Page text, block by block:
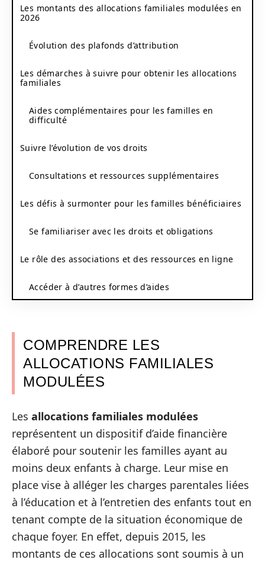
Les montants des allocations familiales modulées en
2026
Évolution des plafonds d’attribution
Les démarches à suivre pour obtenir les allocations
familiales
Aides complémentaires pour les familles en
difficulté
Suivre l’évolution de vos droits
Consultations et ressources supplémentaires
Les défis à surmonter pour les familles bénéficiaires
Se familiariser avec les droits et obligations
Le rôle des associations et des ressources en ligne
Accéder à d’autres formes d’aides
COMPRENDRE LES
ALLOCATIONS FAMILIALES
MODULÉES
Les allocations familiales modulées
représentent un dispositif d’aide financière
élaboré pour soutenir les familles ayant au
moins deux enfants à charge. Leur mise en
place vise à alléger les charges parentales liées
à l’éducation et à l’entretien des enfants tout en
tenant compte de la situation économique de
chaque foyer. En effet, depuis 2015, les
montants de ces allocations sont soumis à un